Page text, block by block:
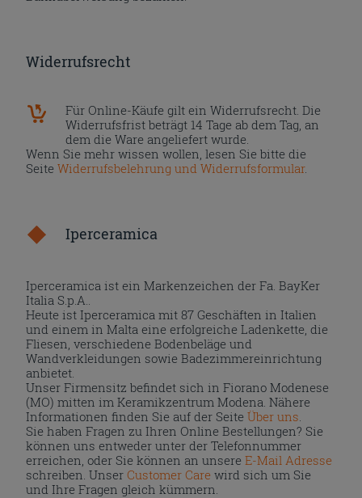
Widerrufsrecht
Für Online-Käufe gilt ein Widerrufsrecht. Die
Widerrufsfrist beträgt 14 Tage ab dem Tag, an
dem die Ware angeliefert wurde.
Wenn Sie mehr wissen wollen, lesen Sie bitte die
SeiteWiderrufsbelehrung und Widerrufsformular.
Iperceramica
Iperceramica ist ein Markenzeichen der Fa. BayKer
Italia S.p.A..
Heute ist Iperceramica mit 87 Geschäften in Italien
und einem in Malta eine erfolgreiche Ladenkette, die
Fliesen, verschiedene Bodenbeläge und
Wandverkleidungen sowie Badezimmereinrichtung
anbietet.
Unser Firmensitz befindet sich in Fiorano Modenese
(MO) mitten im Keramikzentrum Modena. Nähere
Informationen finden Sie auf der Seite Über uns
Sie haben Fragen zu Ihren Online Bestellungen? Sie
können uns entweder unter der Telefonnummer
erreichen, oder Sie können an unsereE-Mail Adresse
schreiben. UnserCustomer Care wird sich um Sie
und Ihre Fragen gleich kümmern.